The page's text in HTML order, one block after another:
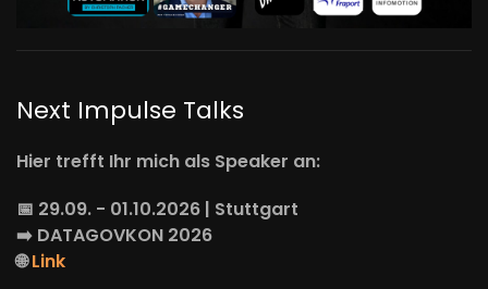
Next Impulse Talks
Hier trefft Ihr mich als Speaker an:
📅 29.09. - 01.10.2026 | Stuttgart
➡️ DATAGOVKON 2026
🌐Link